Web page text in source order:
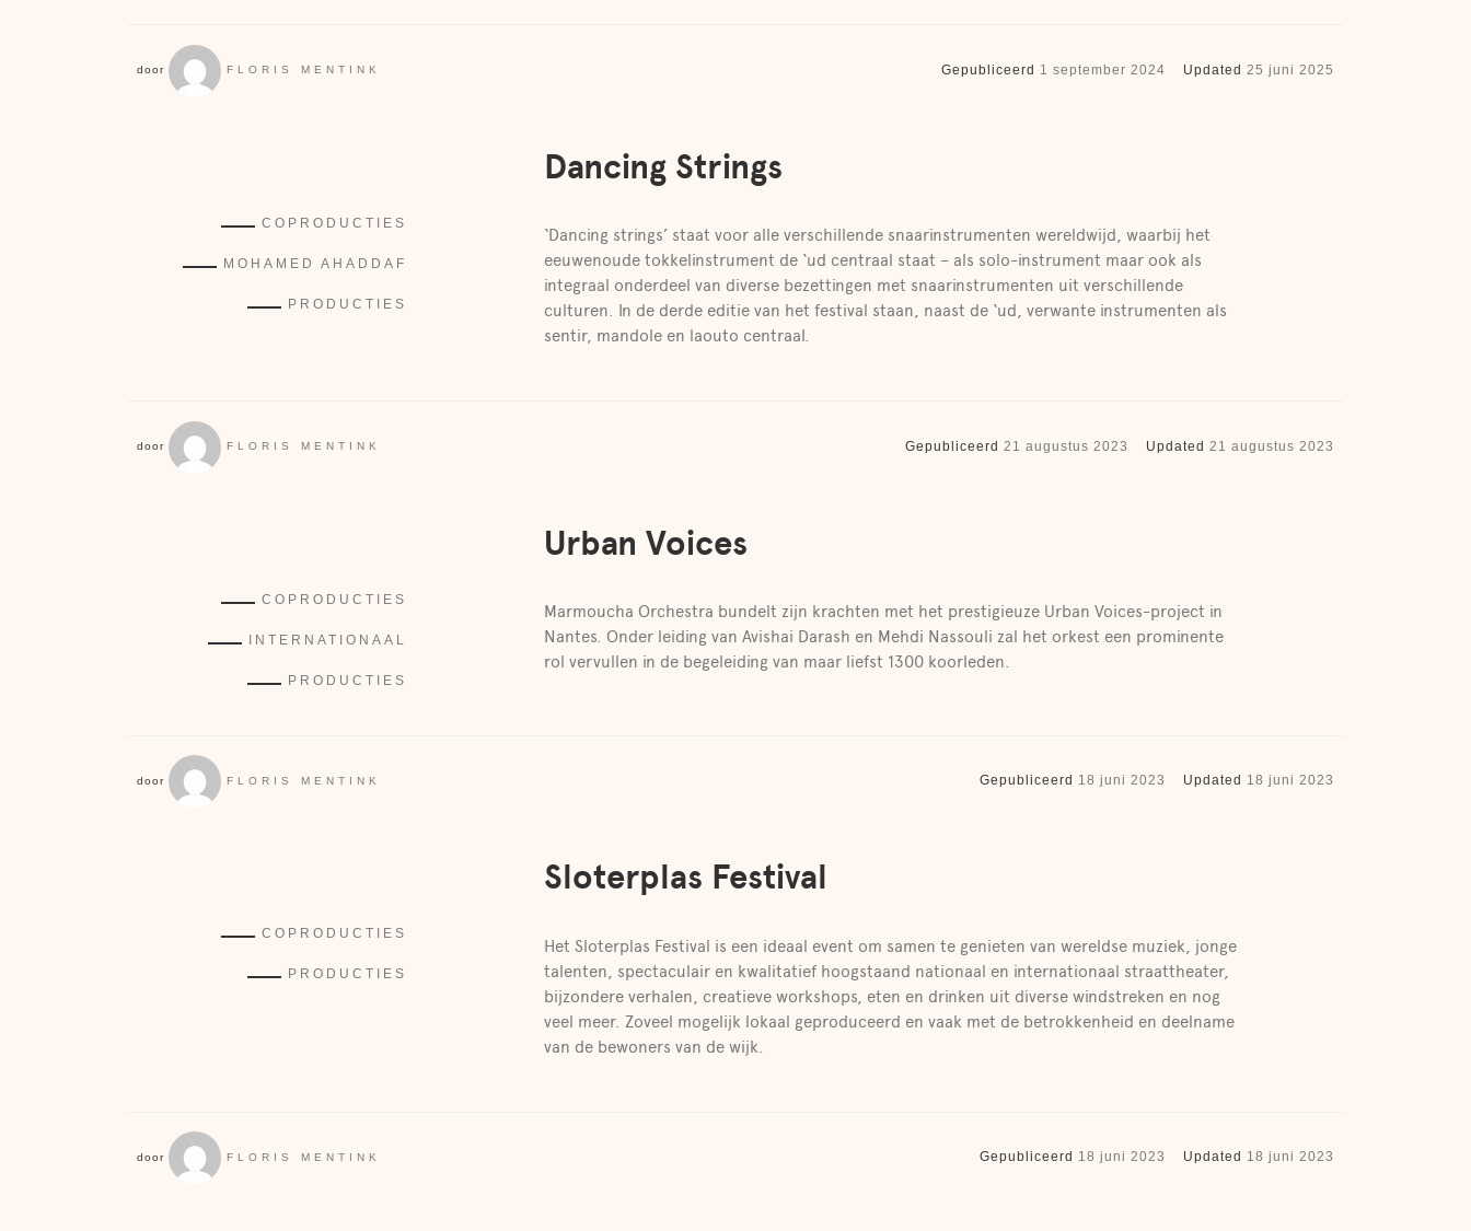
door FLORIS MENTINK Gepubliceerd 1 september 2024 Updated 25 juni 2025
Dancing Strings
COPRODUCTIES
MOHAMED AHADDAF
PRODUCTIES
‘Dancing strings’ staat voor alle verschillende snaarinstrumenten wereldwijd, waarbij het
eeuwenoude tokkelinstrument de ‘ud centraal staat – als solo-instrument maar ook als
integraal onderdeel van diverse bezettingen met snaarinstrumenten uit verschillende
culturen. In de derde editie van het festival staan, naast de ‘ud, verwante instrumenten als
sentir, mandole en laouto centraal.
door FLORIS MENTINK Gepubliceerd 21 augustus 2023 Updated 21 augustus 2023
Urban Voices
COPRODUCTIES
INTERNATIONAAL
PRODUCTIES
Marmoucha Orchestra bundelt zijn krachten met het prestigieuze Urban Voices-project in
Nantes. Onder leiding van Avishai Darash en Mehdi Nassouli zal het orkest een prominente
rol vervullen in de begeleiding van maar liefst 1300 koorleden.
door FLORIS MENTINK Gepubliceerd 18 juni 2023 Updated 18 juni 2023
Sloterplas Festival
COPRODUCTIES
PRODUCTIES
Het Sloterplas Festival is een ideaal event om samen te genieten van wereldse muziek, jonge
talenten, spectaculair en kwalitatief hoogstaand nationaal en internationaal straattheater,
bijzondere verhalen, creatieve workshops, eten en drinken uit diverse windstreken en nog
veel meer. Zoveel mogelijk lokaal geproduceerd en vaak met de betrokkenheid en deelname
van de bewoners van de wijk.
door FLORIS MENTINK Gepubliceerd 18 juni 2023 Updated 18 juni 2023